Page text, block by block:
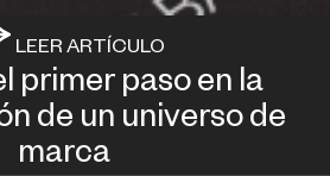
LEER ARTÍCULO
primer paso en la
de un universo de
marca